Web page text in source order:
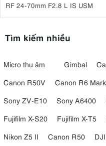
RF 24-70mm F2.8 L IS USM
Tìm kiếm nhiều
Micro thu âm Gimbal
Canon R50V
Canon R6
Sony ZV-E10
Sony A6400
Fujifilm X-S20
Fujifilm X-T5
Nikon Z5 II
Canon R50